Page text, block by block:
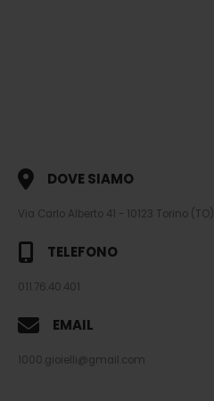
DOVE SIAMO
Via Carlo Alberto 41 - 10123 Torino (TO)
TELEFONO
011.76.40.401
EMAIL
1000.gioielli@gmail.com